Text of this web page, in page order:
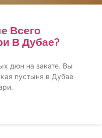
Всего
В Дубае?
дюн на закате. Вы
пустыня в Дубае